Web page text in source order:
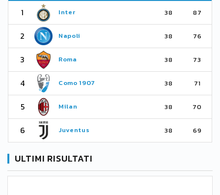
1 Inter 38 87
2 Napoli 38 76
3 Roma 38 73
4 Como 1907 38 71
5 Milan 38 70
6 Juventus 38 69
ULTIMI RISULTATI